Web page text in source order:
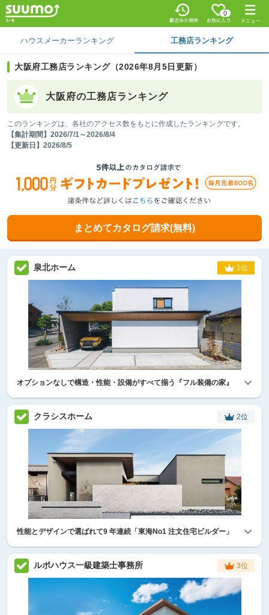
0
ハウスメーカーランキング 工務店ランキング
大阪府工務店ランキング（2026年8月5日更新）
大阪府の工務店ランキング
このランキングは、各社のアクセス数をもとに作成したランキングです。
【集計期間】2026/7/1～2026/8/4
【更新日】2026/8/5
まとめてカタログ請求(無料)
泉北ホーム 1位
オプションなしで構造・性能・設備がすべて揃う『フル装備の家』
クラシスホーム 2位
性能とデザインで選ばれて9 年連続「東海No1 注文住宅ビルダー」
ルポハウス一級建築士事務所 3位